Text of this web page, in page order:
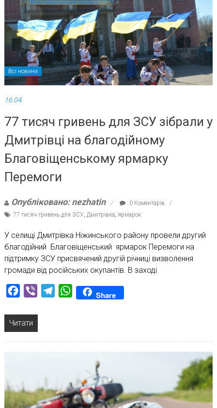
Всі новини
16.04.
77 тисяч гривень для ЗСУ зібрали у
Дмитрівці на благодійному
Благовіщенському ярмарку
Перемоги
Опубліковано: nezhatin
0 Коментарів
77 тисяч гривень для ЗСУ Дмитрівка ярмарок
У селищі Дмитрівка Ніжинського району провели другий
благодійний Благовіщенський ярмарок Перемоги на
підтримку ЗСУ присвячений другій річниці визволення
громади від російських окупантів. В заході
Facebook
Viber TelegramWhatsAppShare
Читати